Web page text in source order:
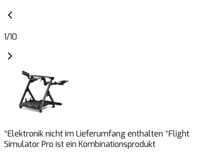
1/10
*Elektronik nicht im Lieferumfang enthalten *Flight
Simulator Pro ist ein Kombinationsprodukt